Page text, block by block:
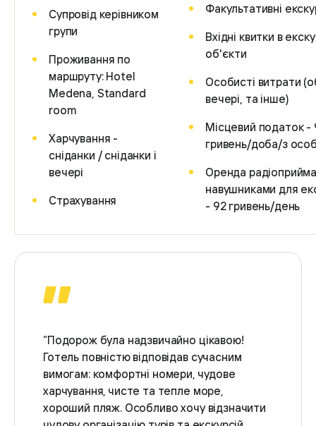
Супровід керівником
групи
Проживання по
маршруту: Hotel
Medena, Standard
room
Харчування -
сніданки / сніданки і
вечері
Страхування
Факультативні
Вхідні квитки в
об'єкти
Особисті витрати
вечері, та інше)
Місцевий податок -
гривень/доба/з
Оренда
навушниками для
- 92 гривень/день
“Подорож була надзвичайно цікавою!
Готель повністю відповідав сучасним
вимогам: комфортні номери, чудове
харчування, чисте та тепле море,
хороший пляж. Особливо хочу відзначити